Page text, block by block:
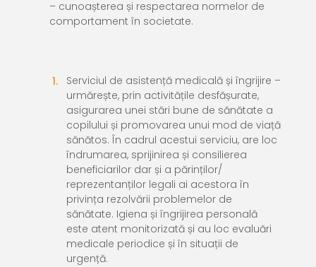
– cunoașterea și respectarea normelor de
comportament în societate.
Serviciul de asistență medicală și îngrijire –
urmărește, prin activitățile desfășurate,
asigurarea unei stări bune de sănătate a
copilului și promovarea unui mod de viață
sănătos. În cadrul acestui serviciu, are loc
îndrumarea, sprijinirea și consilierea
beneficiarilor dar și a părinților/
reprezentanților legali ai acestora în
privința rezolvării problemelor de
sănătate. Igiena și îngrijirea personală
este atent monitorizată și au loc evaluări
medicale periodice și în situații de
urgență.